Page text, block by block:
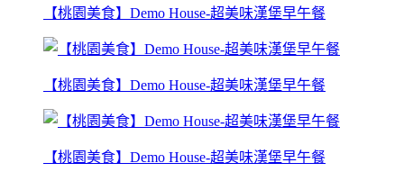
【桃園美食】Demo House-超美味漢堡早午餐
【桃園美食】Demo House-超美味漢堡早午餐
【桃園美食】Demo House-超美味漢堡早午餐